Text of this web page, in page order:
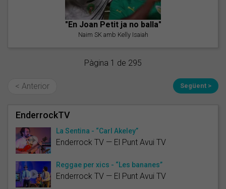
"En Joan Petit ja no balla"
Naim SK amb Kelly Isaiah
Pàgina 1 de 295
< Anterior Següent >
EnderrockTV
La Sentina - “Carl Akeley”
Enderrock TV — El Punt Avui TV
Reggae per xics - “Les bananes”
Enderrock TV — El Punt Avui TV